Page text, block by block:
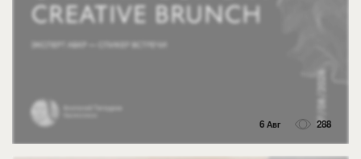
6 Авг 288